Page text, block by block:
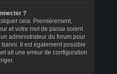
?
cela. Premièrement,
et votre mot de passe soient
administrateur du forum pour
Il est également possible
ait une erreur de configuration